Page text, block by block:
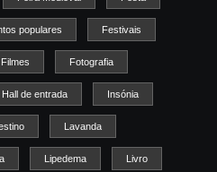
populares Festivais
Filmes Fotografia
Hall de entrada Insónia
Lavanda
Lipedema Livro